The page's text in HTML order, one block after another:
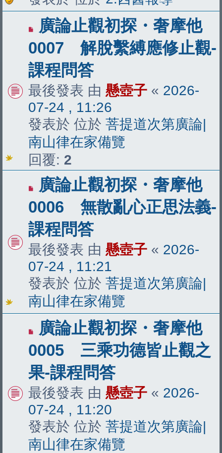
有
新
文
章
廣論止觀初探・奢摩他
0007 解脫繫縛應修止觀-
課程問答
最後發表 由 懸壺子 « 2026-
07-24 , 11:26
發表於 位於 菩提道次第廣論|
南山律在家備覽
回覆: 2
有
新
文
章
廣論止觀初探・奢摩他
0006 無散亂心正思法義-
課程問答
最後發表 由 懸壺子 « 2026-
07-24 , 11:21
發表於 位於 菩提道次第廣論|
南山律在家備覽
有
新
文
章
廣論止觀初探・奢摩他
0005 三乘功德皆止觀之
果-課程問答
最後發表 由 懸壺子 « 2026-
07-24 , 11:20
發表於 位於 菩提道次第廣論|
南山律在家備覽